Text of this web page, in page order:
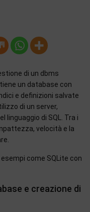
di un dbms
un database con
e definizioni salvate
di un server,
linguaggio di SQL. Tra i
velocità e la
come SQLite con
e creazione di